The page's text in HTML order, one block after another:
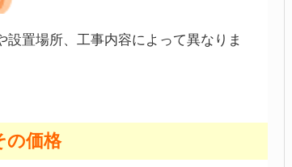
置場所、工事内容によって異なりま
の価格